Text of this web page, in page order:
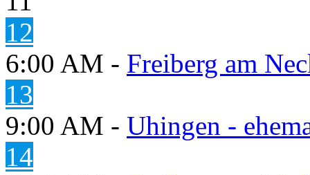
12
6:00 AM - Freiberg am
13
9:00 AM - Uhingen -
14